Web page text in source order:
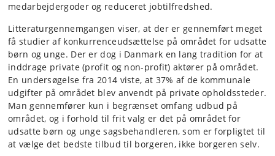
medarbejdergoder og reduceret jobtilfredshed.
Litteraturgennemgangen viser, at der er gennemført meget
få studier af konkurrenceudsættelse på området for udsatte
børn og unge. Der er dog i Danmark en lang tradition for at
inddrage private (profit og non-profit) aktører på området.
En undersøgelse fra 2014 viste, at 37% af de kommunale
udgifter på området blev anvendt på private opholdssteder.
Man gennemfører kun i begrænset omfang udbud på
området, og i forhold til frit valg er det på området for
udsatte børn og unge sagsbehandleren, som er forpligtet til
at vælge det bedste tilbud til borgeren, ikke borgeren selv.